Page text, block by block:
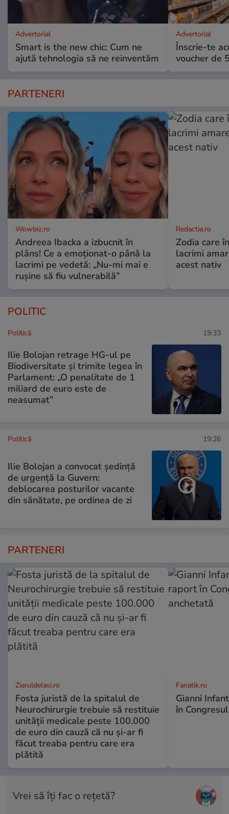
Advertorial
Smart is the new chic: Cum ne
ajută tehnologia să ne reinventăm
Advertorial
Înscrie-te
voucher de
PARTENERI
Wowbiz.ro
Andreea Ibacka a izbucnit în
plâns! Ce a emoționat-o până la
lacrimi pe vedetă: „Nu-mi mai e
rușine să fiu vulnerabilă”
Redactia.ro
Zodia care
lacrimi
acest nativ
POLITIC
Politică 19:33
Ilie Bolojan retrage HG-ul pe
Biodiversitate și trimite legea în
Parlament: „O penalitate de 1
miliard de euro este de
neasumat”
Politică 19:26
Ilie Bolojan a convocat ședință
de urgență la Guvern:
deblocarea posturilor vacante
din sănătate, pe ordinea de zi
PARTENERI
ZiaruldeIasi.ro
Fosta juristă de la spitalul de
Neurochirurgie trebuie să restituie
unității medicale peste 100.000
de euro din cauză că nu și-ar fi
făcut treaba pentru care era
plătită
Fanatik.ro
Gianni
în
Vrei să îți fac o rețetă?